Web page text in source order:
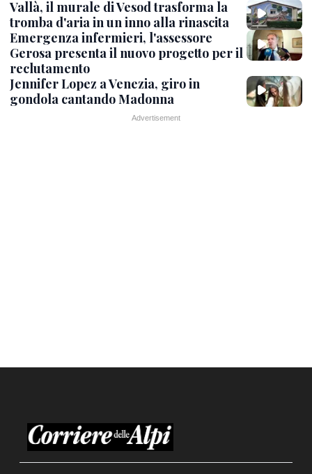
Vallà, il murale di Vesod trasforma la
tromba d'aria in un inno alla rinascita
Emergenza infermieri, l'assessore
Gerosa presenta il nuovo progetto per il
reclutamento
Jennifer Lopez a Venezia, giro in
gondola cantando Madonna